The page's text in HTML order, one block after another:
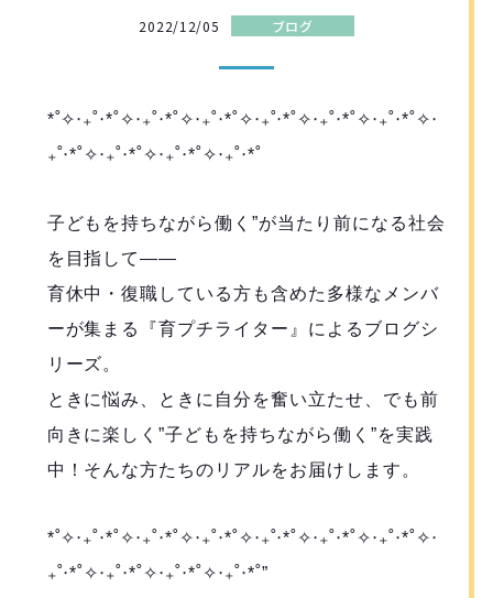
2022/12/05 ブログ
*˚✧︎‧₊˚‧*˚✧︎‧₊˚‧*˚✧︎‧₊˚‧*˚✧︎‧₊˚‧*˚✧︎‧₊˚‧*˚✧︎‧₊˚‧*˚✧︎‧
₊˚‧*˚✧︎‧₊˚‧*˚✧︎‧₊˚‧*˚✧︎‧₊˚‧*˚
子どもを持ちながら働く”が当たり前になる社会
を目指して――
育休中・復職している方も含めた多様なメンバ
ーが集まる『育プチライター』によるブログシ
リーズ。
ときに悩み、ときに自分を奮い立たせ、でも前
向きに楽しく”子どもを持ちながら働く”を実践
中！そんな方たちのリアルをお届けします。
*˚✧︎‧₊˚‧*˚✧︎‧₊˚‧*˚✧︎‧₊˚‧*˚✧︎‧₊˚‧*˚✧︎‧₊˚‧*˚✧︎‧₊˚‧*˚✧︎‧
₊˚‧*˚✧︎‧₊˚‧*˚✧︎‧₊˚‧*˚✧︎‧₊˚‧*˚”